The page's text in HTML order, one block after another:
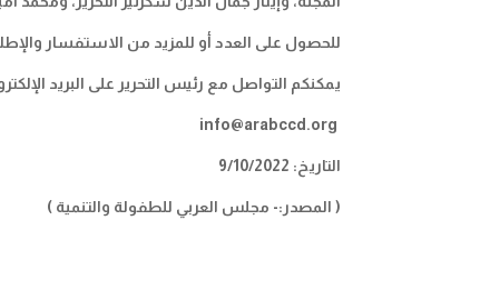
للحصول على العدد أو للمزيد من الاستفسار
يمكنكم التواصل مع رئيس التحرير على البريد
info@arabccd.org
التاريخ: 9/10/2022
( المصدر:- مجلس العربي للطفولة والتنمية )